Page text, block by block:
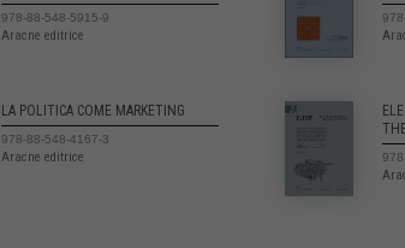
978-88-548-5915-9
Aracne editrice
LA POLITICA COME MARKETING
978-88-548-4167-3
Aracne editrice